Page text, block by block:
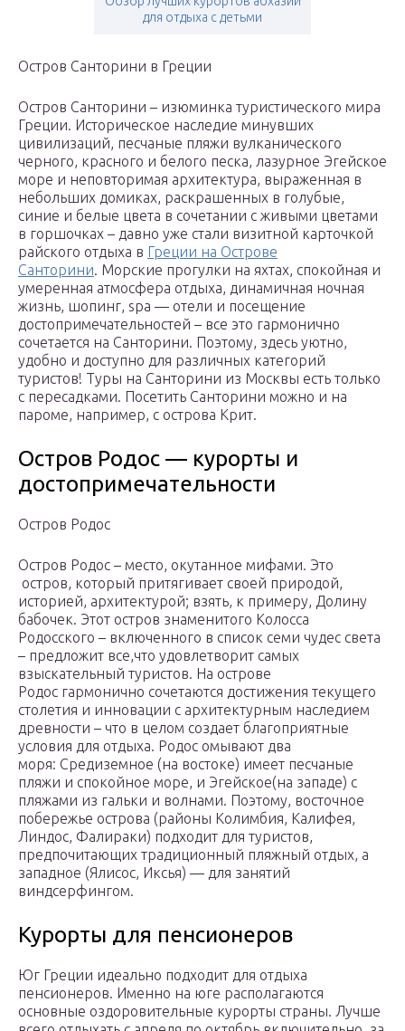
для отдыха с детьми
Остров Санторини в Греции
Остров Санторини – изюминка туристического мира
Греции. Историческое наследие минувших
цивилизаций, песчаные пляжи вулканического
черного, красного и белого песка, лазурное Эгейское
море и неповторимая архитектура, выраженная в
небольших домиках, раскрашенных в голубые,
синие и белые цвета в сочетании с живыми цветами
в горшочках – давно уже стали визитной карточкой
райского отдыха в Греции на Острове
Санторини. Морские прогулки на яхтах, спокойная и
умеренная атмосфера отдыха, динамичная ночная
жизнь, шопинг, spa — отели и посещение
достопримечательностей – все это гармонично
сочетается на Санторини. Поэтому, здесь уютно,
удобно и доступно для различных категорий
туристов! Туры на Санторини из Москвы есть только
с пересадками. Посетить Санторини можно и на
пароме, например, с острова Крит.
Остров Родос — курорты и
достопримечательности
Остров Родос
Остров Родос – место, окутанное мифами. Это
остров, который притягивает своей природой,
историей, архитектурой; взять, к примеру, Долину
бабочек. Этот остров знаменитого Колосса
Родосского – включенного в список семи чудес света
– предложит все,что удовлетворит самых
взыскательный туристов. На острове
Родос гармонично сочетаются достижения текущего
столетия и инновации с архитектурным наследием
древности – что в целом создает благоприятные
условия для отдыха. Родос омывают два
моря: Средиземное (на востоке) имеет песчаные
пляжи и спокойное море, и Эгейское(на западе) с
пляжами из гальки и волнами. Поэтому, восточное
побережье острова (районы Колимбия, Калифея,
Линдос, Фалираки) подходит для туристов,
предпочитающих традиционный пляжный отдых, а
западное (Ялисос, Иксья) — для занятий
виндсерфингом.
Курорты для пенсионеров
Юг Греции идеально подходит для отдыха
пенсионеров. Именно на юге располагаются
основные оздоровительные курорты страны. Лучше